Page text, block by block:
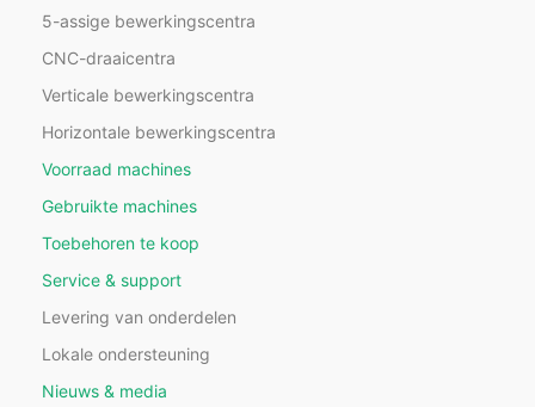
5-assige bewerkingscentra
CNC-draaicentra
Verticale bewerkingscentra
Horizontale bewerkingscentra
Voorraad machines
Gebruikte machines
Toebehoren te koop
Service & support
Levering van onderdelen
Lokale ondersteuning
Nieuws & media